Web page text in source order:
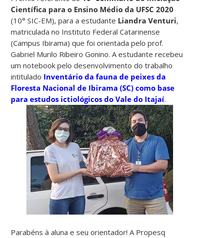
Científica para o Ensino Médio da UFSC 2020
(10° SIC-EM), para a estudante Liandra Venturi,
matriculada no Instituto Federal Catarinense
(Campus Ibirama) que foi orientada pelo prof.
Gabriel Murilo Ribeiro Gonino. A estudante recebeu
um notebook pelo desenvolvimento do trabalho
intitulado Inventário da fauna de peixes da
Floresta Nacional de Ibirama (SC) como base
para estudos ictiológicos do Vale do Itajaí.
Parabéns à aluna e seu orientador! A Propesq